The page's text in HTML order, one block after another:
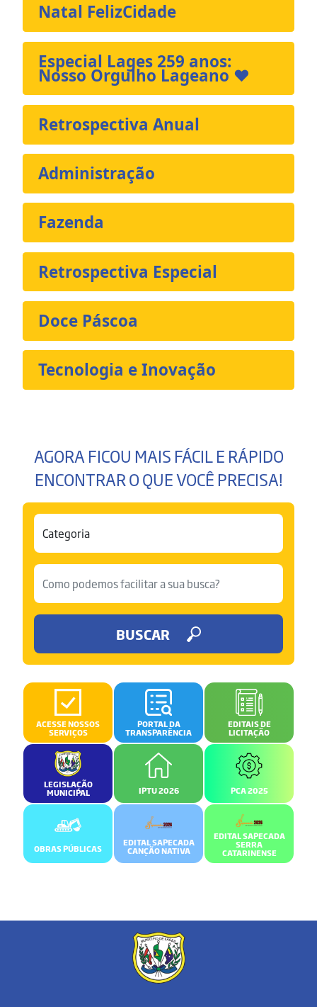
Natal FelizCidade
Especial Lages 259 anos:
Nosso Orgulho Lageano ❤️
Retrospectiva Anual
Administração
Fazenda
Retrospectiva Especial
Doce Páscoa
Tecnologia e Inovação
AGORA FICOU MAIS FÁCIL E RÁPIDO
ENCONTRAR O QUE VOCÊ PRECISA!
BUSCAR
ACESSE NOSSOS
SERVIÇOS
PORTAL DA
TRANSPARÊNCIA
EDITAIS DE
LICITAÇÃO
LEGISLAÇÃO
MUNICIPAL IPTU 2026 PCA 2025
OBRAS PÚBLICAS
EDITAL SAPECADA
CANÇÃO NATIVA
EDITAL SAPECADA
SERRA
CATARINENSE